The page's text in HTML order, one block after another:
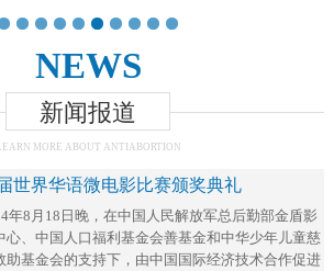
1 2 3 4 5 6 7 8 9 10
NEWS
新闻报道
MORE ABOUT ANTIABORTION
世界华语微电影比赛颁奖典礼
年8月18日晚，在中国人民解放军总后勤部金盾影
心、中国人口福利基金会善基金和中华少年儿童慈
助基金会的支持下，由中国国际经济技术合作促进